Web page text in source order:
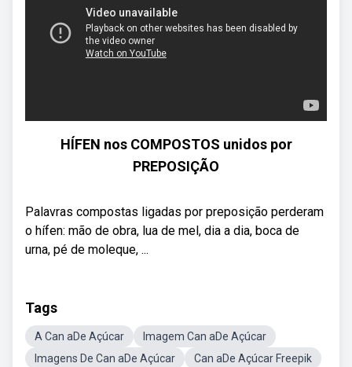
HÍFEN nos COMPOSTOS unidos por
PREPOSIÇÃO
Palavras compostas ligadas por preposição perderam
o hífen: mão de obra, lua de mel, dia a dia, boca de
urna, pé de moleque, ...
Tags
A Can aDe Açúcar
Imagem Can aDe Açúcar
Imagens De Can aDe Açúcar
Can aDe Açúcar Freepik